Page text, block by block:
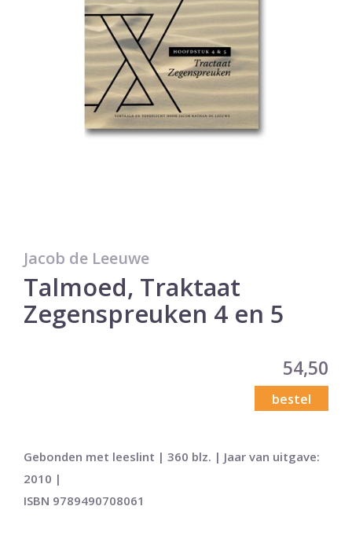
Jacob de Leeuwe
Talmoed, Traktaat
Zegenspreuken 4 en 5
54,50
bestel
Gebonden met leeslint | 360 blz. | Jaar van uitgave:
2010 |
ISBN 9789490708061